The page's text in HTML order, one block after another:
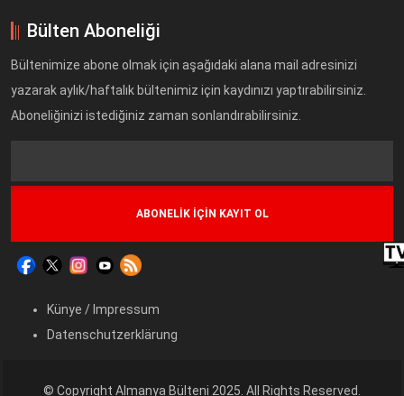
Bülten Aboneliği
Bültenimize abone olmak için aşağıdaki alana mail adresinizi
yazarak aylık/haftalık bültenimiz için kaydınızı yaptırabilirsiniz.
Aboneliğinizi istediğiniz zaman sonlandırabilirsiniz.
Künye / Impressum
Datenschutzerklärung
© Copyright Almanya Bülteni 2025. All Rights Reserved.